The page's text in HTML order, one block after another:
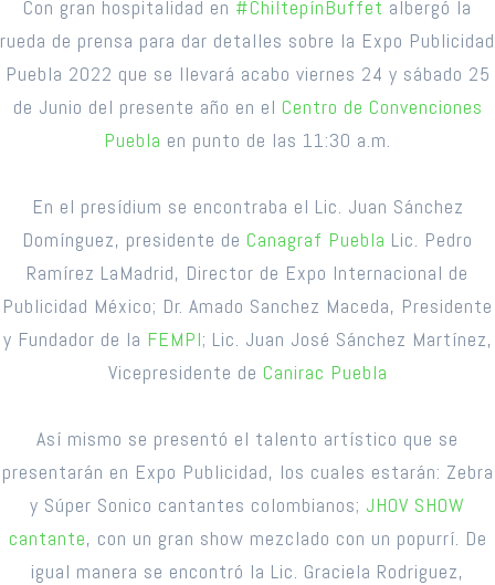
Con gran hospitalidad en #ChiltepínBuffet albergó la
rueda de prensa para dar detalles sobre la Expo Publicidad
Puebla 2022 que se llevará acabo viernes 24 y sábado 25
de Junio del presente año en el Centro de Convenciones
Puebla en punto de las 11:30 a.m.
En el presídium se encontraba el Lic. Juan Sánchez
Domínguez, presidente de Canagraf Puebla Lic. Pedro
Ramírez LaMadrid, Director de Expo Internacional de
Publicidad México; Dr. Amado Sanchez Maceda, Presidente
y Fundador de la FEMPI; Lic. Juan José Sánchez Martínez,
Vicepresidente de Canirac Puebla
Así mismo se presentó el talento artístico que se
presentarán en Expo Publicidad, los cuales estarán: Zebra
y Súper Sonico cantantes colombianos; JHOV SHOW
cantante, con un gran show mezclado con un popurrí. De
igual manera se encontró la Lic. Graciela Rodriguez,